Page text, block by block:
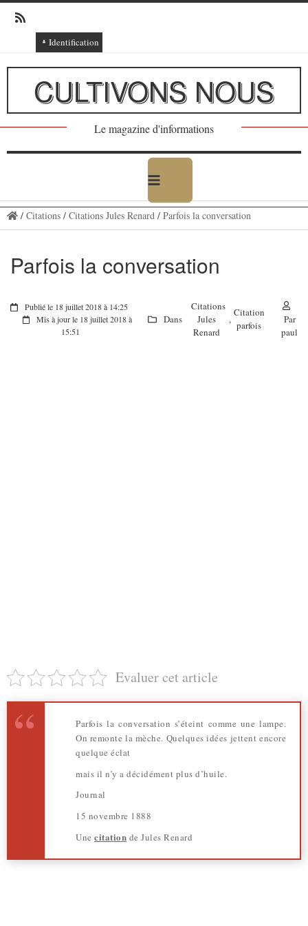
Identification
Connexion
Connexion via Facebook
Inscription
Ajout texte ou poème
CULTIVONS NOUS
Le magazine d'informations
/ Citations/ Citations Jules Renard/ Parfois la conversation
Parfois la conversation
Publié le 18 juillet 2018 à 14:25
Mis à jour le 18 juillet 2018 à
15:51
Dans
Citations
Jules
Renard
,
Citation
parfois
Par
paul
Evaluer cet article
Parfois la conversation s’éteint comme une lampe.
On remonte la mèche. Quelques idées jettent encore
quelque éclat
mais il n’y a décidément plus d’huile.
Journal
15 novembre 1888
Une citation de Jules Renard